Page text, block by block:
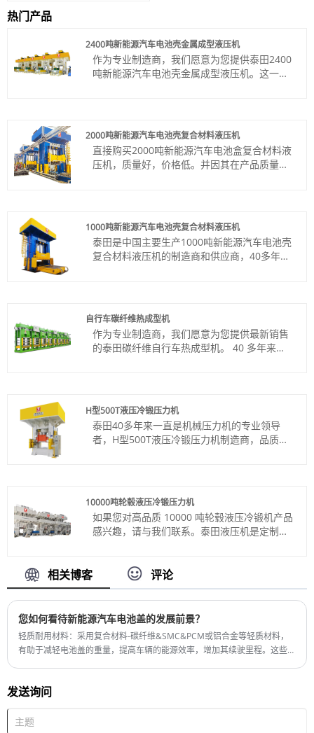
热门产品
2400吨新能源汽车电池壳金属成型液压机
作为专业制造商，我们愿意为您提供泰田2400
吨新能源汽车电池壳金属成型液压机。这一切
产品产地：中国
颜色：按客户要求
Shipping Port: Qingdao,Shanghai
最小订购量：1 套
2000吨新能源汽车电池壳复合材料液压机
直接购买2000吨新能源汽车电池盒复合材料液
压机，质量好，价格低。并因其在产品质量和
付款方式：电汇、信用证
产品产地：中国
颜色：按客户要求
Shipping Port: Qingdao,Shanghai
1000吨新能源汽车电池壳复合材料液压机
泰田是中国主要生产1000吨新能源汽车电池壳
复合材料液压机的制造商和供应商，40多年来
通过我们的 24/7 服务，我们致力于提高您的
机械性能，以最大限度地提高产量。
货号：TT-LM1000T
付款方式：电汇、信用证
最小订购量：1 套
交货时间：4个月
自行车碳纤维热成型机
作为专业制造商，我们愿意为您提供最新销售
的泰田碳纤维自行车热成型机。 40 多年来，
产品产地：中国
颜色：按客户要求
Shipping Port: Qingdao,Shanghai
最小订购量：1 套
H型500T液压冷锻压力机
泰田40多年来一直是机械压力机的专业领导
者，H型500T液压冷锻压力机制造商，品质优
产品产地：中国
颜色：按客户要求
Shipping Port: Qingdao,Shanghai
最小订购量：1 套
10000吨轮毂液压冷锻压力机
如果您对高品质 10000 吨轮毂液压冷锻机产品
感兴趣，请与我们联系。泰田液压机是定制
货号：TT-LM10000T
付款方式：电汇、信用证
产品产地：中国
颜色：按客户要求
Shipping Port: Qingdao,Shanghai
最小订购量：1 套
交货时间：约8个月
相关博客 评论
您如何看待新能源汽车电池盖的发展前景？
轻质耐用材料：采用复合材料-碳纤维&SMC&PCM或铝合金等轻质材料，
有助于减轻电池盖的重量，提高车辆的能源效率，增加其续驶里程。这些材
发送询问